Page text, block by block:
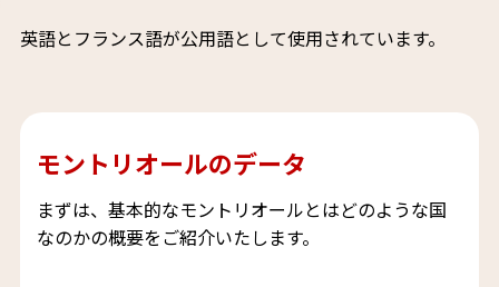
英語とフランス語が公用語として使用されています。
モントリオールのデータ
まずは、基本的なモントリオールとはどのような国
なのかの概要をご紹介いたします。